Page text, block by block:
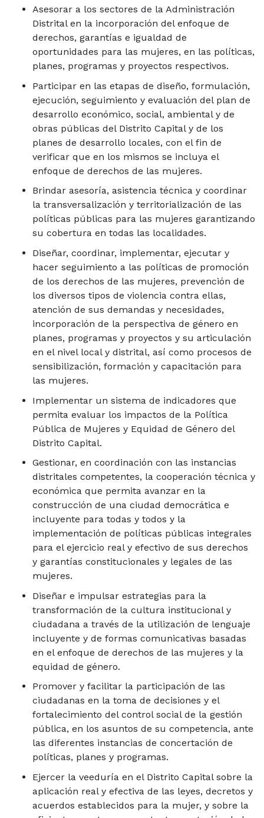
Asesorar a los sectores de la Administración
Distrital en la incorporación del enfoque de
derechos, garantías e igualdad de
oportunidades para las mujeres, en las políticas,
planes, programas y proyectos respectivos.
Participar en las etapas de diseño, formulación,
ejecución, seguimiento y evaluación del plan de
desarrollo económico, social, ambiental y de
obras públicas del Distrito Capital y de los
planes de desarrollo locales, con el fin de
verificar que en los mismos se incluya el
enfoque de derechos de las mujeres.
Brindar asesoría, asistencia técnica y coordinar
la transversalización y territorialización de las
políticas públicas para las mujeres garantizando
su cobertura en todas las localidades.
Diseñar, coordinar, implementar, ejecutar y
hacer seguimiento a las políticas de promoción
de los derechos de las mujeres, prevención de
los diversos tipos de violencia contra ellas,
atención de sus demandas y necesidades,
incorporación de la perspectiva de género en
planes, programas y proyectos y su articulación
en el nivel local y distrital, así como procesos de
sensibilización, formación y capacitación para
las mujeres.
Implementar un sistema de indicadores que
permita evaluar los impactos de la Política
Pública de Mujeres y Equidad de Género del
Distrito Capital.
Gestionar, en coordinación con las instancias
distritales competentes, la cooperación técnica y
económica que permita avanzar en la
construcción de una ciudad democrática e
incluyente para todas y todos y la
implementación de políticas públicas integrales
para el ejercicio real y efectivo de sus derechos
y garantías constitucionales y legales de las
mujeres.
Diseñar e impulsar estrategias para la
transformación de la cultura institucional y
ciudadana a través de la utilización de lenguaje
incluyente y de formas comunicativas basadas
en el enfoque de derechos de las mujeres y la
equidad de género.
Promover y facilitar la participación de las
ciudadanas en la toma de decisiones y el
fortalecimiento del control social de la gestión
pública, en los asuntos de su competencia, ante
las diferentes instancias de concertación de
políticas, planes y programas.
Ejercer la veeduría en el Distrito Capital sobre la
aplicación real y efectiva de las leyes, decretos y
acuerdos establecidos para la mujer, y sobre la